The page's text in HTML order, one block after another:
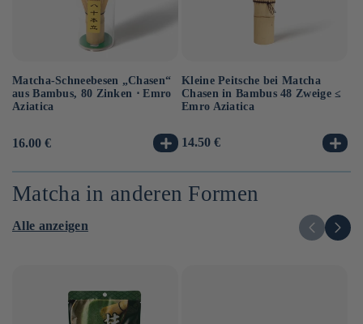
Matcha-Schneebesen „Chasen“
aus Bambus, 80 Zinken ⋅ Emro
Aziatica
Normaler
16.00 €
Kleine Peitsche bei Matcha
Chasen in Bambus 48 Zweige ≤
Emro Aziatica
Normaler
14.50 €
Matcha in anderen Formen
Alle anzeigen